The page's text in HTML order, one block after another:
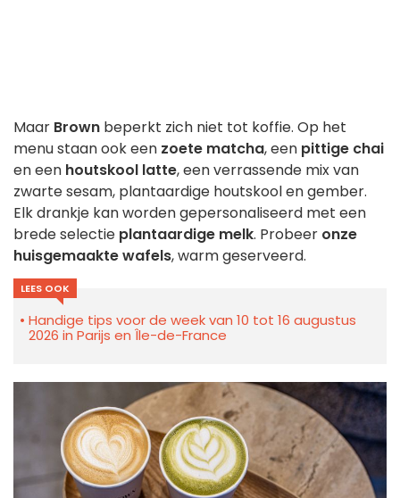
Maar Brown beperkt zich niet tot koffie. Op het
menu staan ook een zoete matcha, een pittige chai
en een houtskool latte, een verrassende mix van
zwarte sesam, plantaardige houtskool en gember.
Elk drankje kan worden gepersonaliseerd met een
brede selectie plantaardige melk. Probeer onze
huisgemaakte wafels, warm geserveerd.
LEES OOK
Handige tips voor de week van 10 tot 16 augustus
2026 in Parijs en Île-de-France